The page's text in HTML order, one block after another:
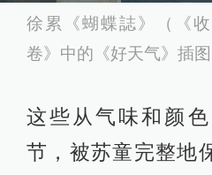
徐累《蝴蝶誌》（《
卷》中的《好天气》插图
这些从气味和颜
节，被苏童完整地